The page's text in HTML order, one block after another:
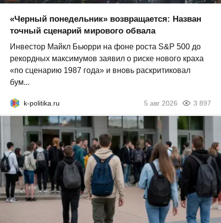
«Черный понедельник» возвращается: Назван
точный сценарий мирового обвала
Инвестор Майкл Бьюрри на фоне роста S&P 500 до
рекордных максимумов заявил о риске нового краха
«по сценарию 1987 года» и вновь раскритиковал
бум...
k-politika.ru 5 авг 2026 3 897